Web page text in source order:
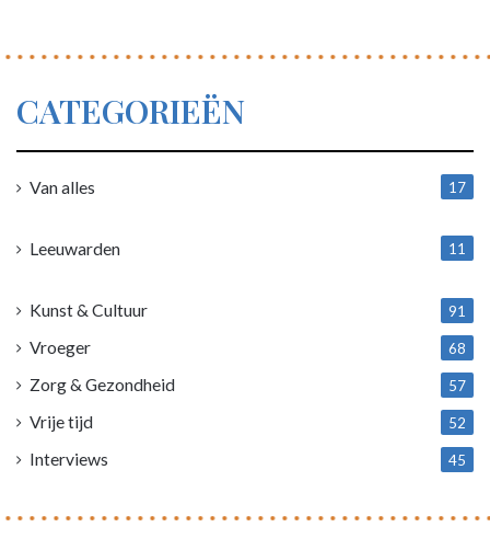
CATEGORIEËN
Van alles
17
Leeuwarden
11
Kunst & Cultuur 91
Vroeger 68
Zorg & Gezondheid 57
Vrije tijd 52
Interviews 45